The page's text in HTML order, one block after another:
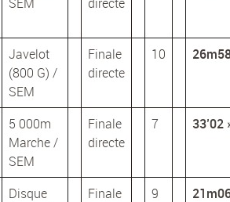
Javelot
(800 G) /
SEM
Finale
directe
10
5 000m
Marche /
SEM
Finale
directe
7 33’02
Disque
Finale
9